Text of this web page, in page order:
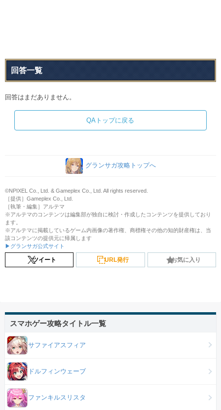
回答一覧
回答はまだありません。
QAトップに戻る
グランサガ攻略トップへ
©NPIXEL Co., Ltd. & Gameplex Co., Ltd. All rights reserved.
［提供］Gameplex Co., Ltd.
［執筆・編集］アルテマ
※アルテマのコンテンツは編集部が独自に検討・作成したコンテンツを提供しており
ます。
※アルテマに掲載しているゲーム内画像の著作権、商標権その他の知的財産権は、当
該コンテンツの提供元に帰属します
▶グランサガ公式サイト
ツイート URL発行 お気に入り
スマホゲー攻略タイトル一覧
サファイアスフィア
ドルフィンウェーブ
ファンキルスリスタ